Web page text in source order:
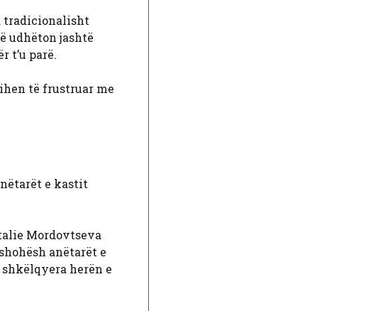
tradicionalisht
udhëton jashtë
t’u parë.
të frustruar me
e kastit
Mordovtseva
anëtarët e
herën e